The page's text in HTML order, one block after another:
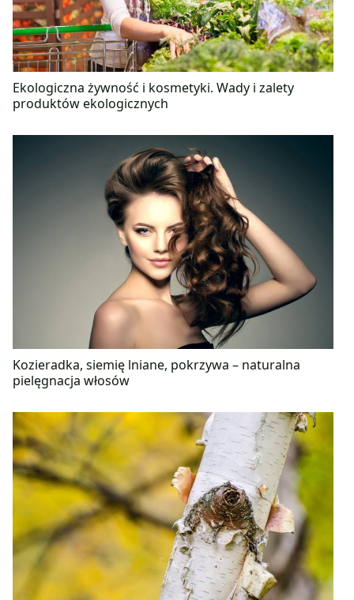
Ekologiczna żywność i kosmetyki. Wady i zalety
produktów ekologicznych
Kozieradka, siemię lniane, pokrzywa – naturalna
pielęgnacja włosów